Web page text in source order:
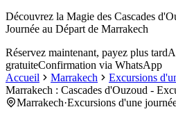
Découvrez la Magie des Cascades
Journée au Départ de Marrakech
Réservez maintenant, payez plus tard
gratuiteConfirmation via WhatsApp
Accueil
Marrakech Excursions
Marrakech : Cascades d'Ouzoud -
Marrakech·Excursions d'une